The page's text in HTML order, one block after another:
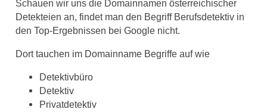
Schauen wir uns die Domainnamen österreichischer
Detekteien an, findet man den Begriff Berufsdetektiv in
den Top-Ergebnissen bei Google nicht.
Dort tauchen im Domainname Begriffe auf wie
Detektivbüro
Detektiv
Privatdetektiv